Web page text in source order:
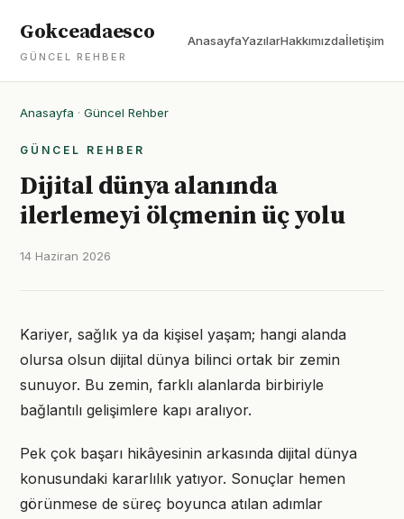
Gokceadaesco
GÜNCEL REHBER
AnasayfaYazılarHakkımızdaİletişim
Anasayfa · Güncel Rehber
GÜNCEL REHBER
Dijital dünya alanında
ilerlemeyi ölçmenin üç yolu
14 Haziran 2026
Kariyer, sağlık ya da kişisel yaşam; hangi alanda
olursa olsun dijital dünya bilinci ortak bir zemin
sunuyor. Bu zemin, farklı alanlarda birbiriyle
bağlantılı gelişimlere kapı aralıyor.
Pek çok başarı hikâyesinin arkasında dijital dünya
konusundaki kararlılık yatıyor. Sonuçlar hemen
görünmese de süreç boyunca atılan adımlar